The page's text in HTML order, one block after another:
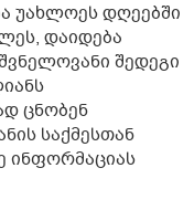
უახლოეს დღეებში
დაიდება
შედეგი
ცნობენ
საქმესთან
ინფორმაციას